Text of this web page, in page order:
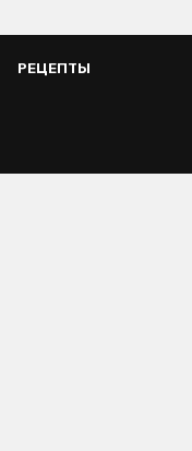
РЕЦЕПТЫ